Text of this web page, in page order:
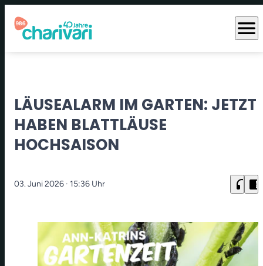
menu
LÄUSEALARM IM GARTEN: JETZT
HABEN BLATTLÄUSE
HOCHSAISON
03. Juni 2026 · 15:36 Uhr headphones chrome_reader_mode